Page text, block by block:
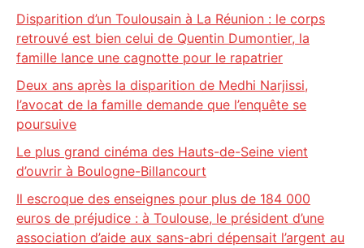
Disparition d’un Toulousain à La Réunion : le corps
retrouvé est bien celui de Quentin Dumontier, la
famille lance une cagnotte pour le rapatrier
Deux ans après la disparition de Medhi Narjissi,
l’avocat de la famille demande que l’enquête se
poursuive
Le plus grand cinéma des Hauts-de-Seine vient
d’ouvrir à Boulogne-Billancourt
Il escroque des enseignes pour plus de 184 000
euros de préjudice : à Toulouse, le président d’une
association d’aide aux sans-abri dépensait l’argent au